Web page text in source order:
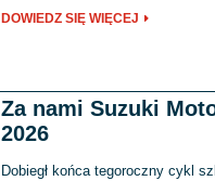
DOWIEDZ SIĘ WIĘCEJ
Za nami Suzuki
2026
Dobiegł końca tegoroczny cykl